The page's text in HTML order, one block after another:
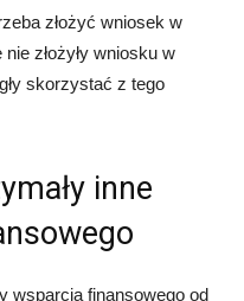
złożyć wniosek w
złożyły wniosku w
skorzystać z tego
inne
wsparcia finansowego od